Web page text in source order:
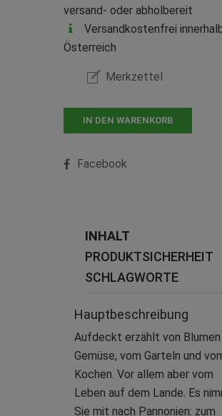
versand- oder abholbereit
Versandkostenfrei
Österreich
Merkzettel
IN DEN WARENKORB
Facebook
INHALT
PRODUKTSICHERHEIT
SCHLAGWORTE
Hauptbeschreibung
Aufdeckt erzählt von Blumen
Gemüse, vom Garteln und
Kochen. Vor allem aber vom
Leben auf dem Lande. Es
Sie mit nach Pannonien: zum